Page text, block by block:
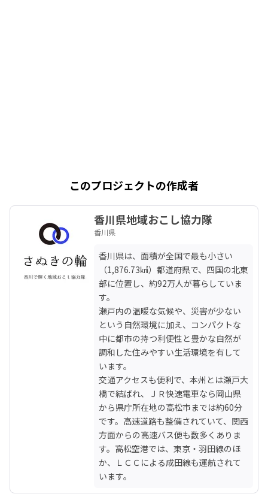
このプロジェクトの作成者
香川県地域おこし協力隊
香川県
香川県は、面積が全国で最も小さい
（1,876.73㎢）都道府県で、四国の北東
部に位置し、約92万人が暮らしていま
す。
瀬戸内の温暖な気候や、災害が少ない
という自然環境に加え、コンパクトな
中に都市の持つ利便性と豊かな自然が
調和した住みやすい生活環境を有して
います。
交通アクセスも便利で、本州とは瀬戸大
橋で結ばれ、ＪＲ快速電車なら岡山県
から県庁所在地の高松市までは約60分
です。高速道路も整備されていて、関西
方面からの高速バス便も数多くありま
す。高松空港では、東京・羽田線のほ
か、ＬＣＣによる成田線も運航されて
います。